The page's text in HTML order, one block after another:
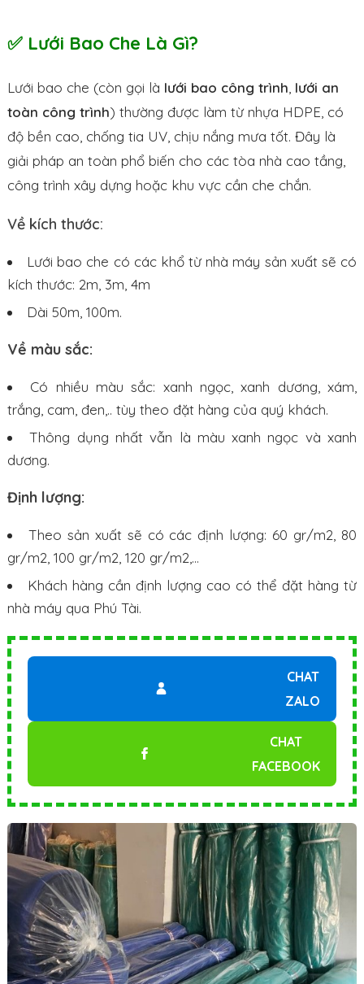
✅ Lưới Bao Che Là Gì?
Lưới bao che (còn gọi là lưới bao công trình lưới an
toàn công trình) thường được làm từ nhựa HDPE, có
độ bền cao, chống tia UV, chịu nắng mưa tốt. Đây là
giải pháp an toàn phổ biến cho các tòa nhà cao tầng,
công trình xây dựng hoặc khu vực cần che chắn.
Về kích thước:
Lưới bao che có các khổ từ nhà máy sản xuất sẽ có
kích thước: 2m, 3m, 4m
Dài 50m, 100m.
Về màu sắc:
Có nhiều màu sắc: xanh ngọc, xanh dương, xám,
trắng, cam, đen,.. tùy theo đặt hàng của quý khách.
Thông dụng nhất vẫn là màu xanh ngọc và xanh
dương.
Định lượng:
Theo sản xuất sẽ có các định lượng: 60 gr/m2, 80
gr/m2, 100 gr/m2, 120 gr/m2,…
Khách hàng cần định lượng cao có thể đặt hàng từ
nhà máy qua Phú Tài.
CHAT
ZALO
CHAT
FACEBOOK